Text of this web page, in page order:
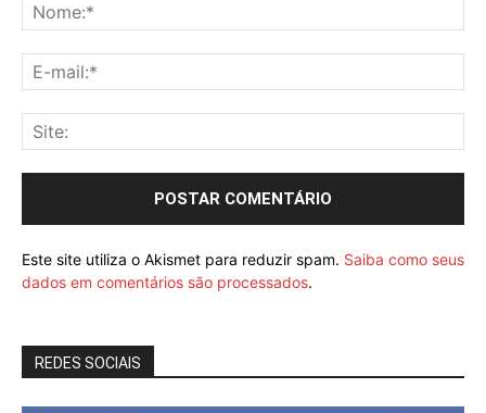
Este site utiliza o Akismet para reduzir spam. Saiba como seus
dados em comentários são processados.
REDES SOCIAIS